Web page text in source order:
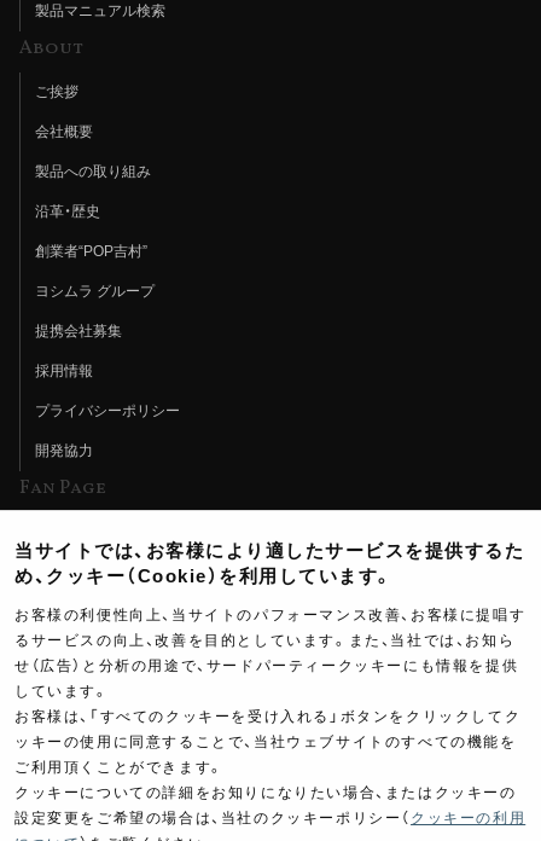
製品マニュアル検索
About
ご挨拶
会社概要
製品への取り組み
沿革・歴史
創業者“POP吉村”
ヨシムラ グループ
提携会社募集
採用情報
プライバシーポリシー
開発協力
Fan Page
ヨシムラTV
イベント情報
イベントスケジュール
ツーリングブレイクタイム
製品ポスター
当サイトでは、お客様により適したサービスを提供するた
め、クッキー（Cookie）を利用しています。
お客様の利便性向上、当サイトのパフォーマンス改善、お客様に提唱す
るサービスの向上、改善を目的としています。また、当社では、お知ら
せ（広告）と分析の用途で、サードパーティークッキーにも情報を提供
しています。
お客様は、「すべてのクッキーを受け入れる」ボタンをクリックしてク
ッキーの使用に同意することで、当社ウェブサイトのすべての機能を
ご利用頂くことができます。
クッキーについての詳細をお知りになりたい場合、またはクッキーの
設定変更をご希望の場合は、当社のクッキーポリシー（ クッキーの利用